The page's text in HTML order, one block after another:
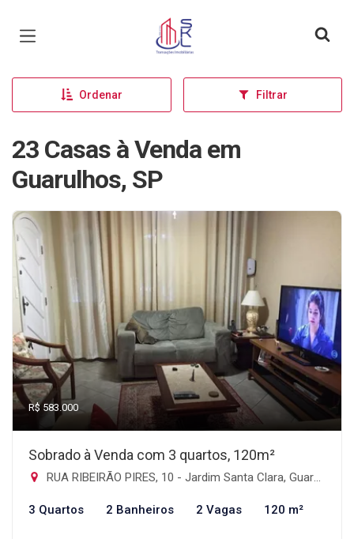
Página inicial
Ordenar Filtrar
23 Casas à Venda em
Guarulhos, SP
R$ 583.000
Sobrado à Venda com 3 quartos, 120m²
RUA RIBEIRÃO PIRES, 10 - Jardim Santa Clara, Guarulhos-SP
3 Quartos 2 Banheiros 2 Vagas 120 m²